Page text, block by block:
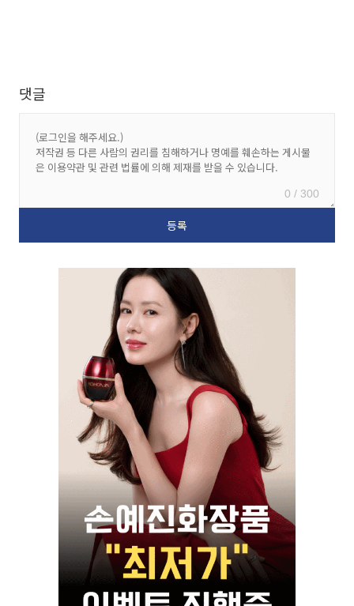
댓글
0 / 300